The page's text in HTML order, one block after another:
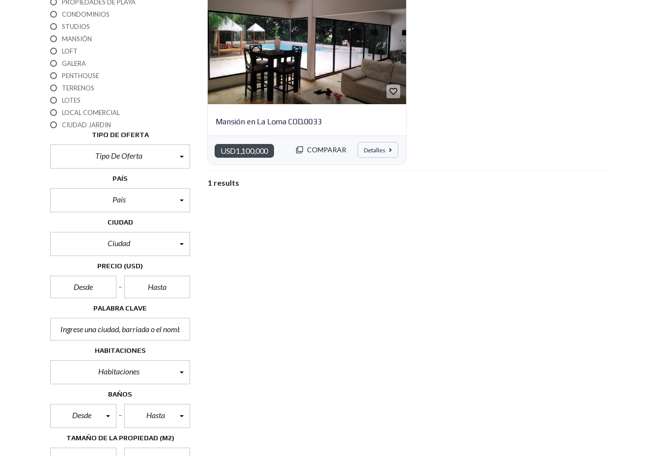
D
O
M
I
N
I
A
N
A
S
PROPIEDADES DE PLAYA
CONDOMINIOS
STUDIOS
MANSIÓN
LOFT
GALERA
PENTHOUSE
TERRENOS
LOTES
LOCAL COMERCIAL
CIUDAD JARDIN
TIPO DE OFERTA
Tipo De Oferta
PAÍS
País
CIUDAD
Ciudad
PRECIO (USD)
PALABRA CLAVE
HABITACIONES
Habitaciones
BAÑOS
Desde Hasta
TAMAÑO DE LA PROPIEDAD (M2)
Mansión en La Loma COD.0033
USD1,100,000 COMPARAR Detalles
1 results